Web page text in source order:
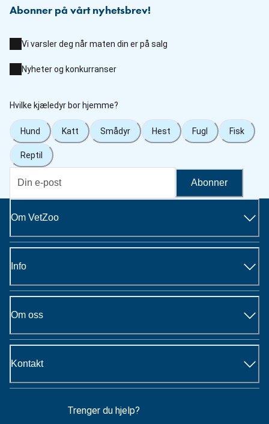
Abonner på vårt nyhetsbrev!
Vi varsler deg når maten din er på salg
Nyheter og konkurranser
Hvilke kjæledyr bor hjemme?
Hund Katt Smådyr Hest Fugl Fisk
Reptil
Abonner
Om VetZoo
Info
Om oss
Kontakt
Trenger du hjelp?